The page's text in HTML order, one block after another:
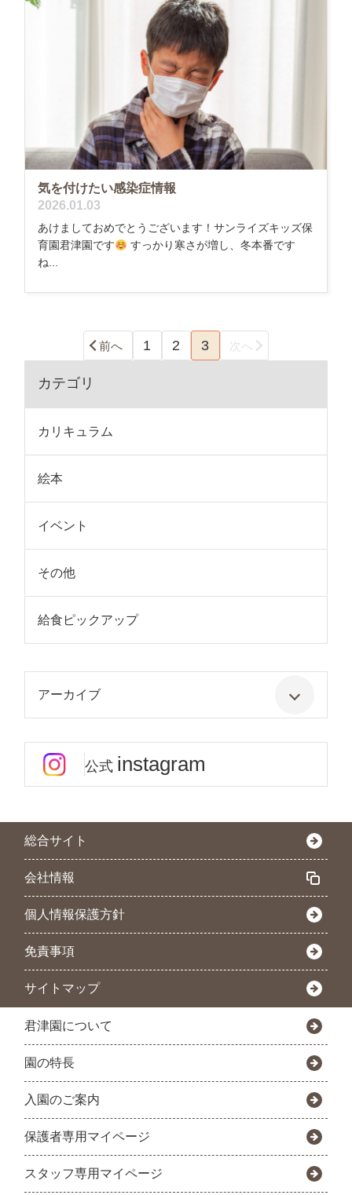
気を付けたい感染症情報
2026.01.03
あけましておめでとうございます！サンライズキッズ保
育園君津園です
すっかり寒さが増し、冬本番です
ね...
前へ 1 2 3 次へ
カテゴリ
カリキュラム
絵本
イベント
その他
給食ピックアップ
アーカイブ
公式 instagram
総合サイト
会社情報
個人情報保護方針
免責事項
サイトマップ
君津園について
園の特長
入園のご案内
保護者専用マイページ
スタッフ専用マイページ